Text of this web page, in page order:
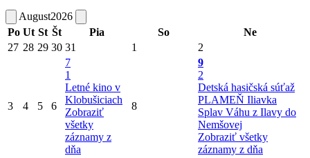
August2026
Po Ut St Št Pia So
Ne
27 28 29 30 31 1 2
3 4 5 6
7
1
Letné kino v
Klobušiciach
Zobraziť
všetky
záznamy z
dňa
8
9
2
Detská hasičská súťaž
PLAMEŇ Iliavka
Splav Váhu z Ilavy do
Nemšovej
Zobraziť všetky
záznamy z dňa